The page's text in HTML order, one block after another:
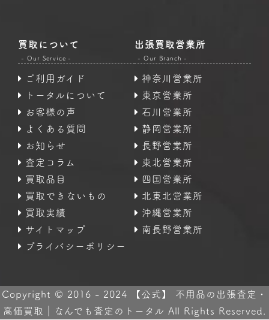
買取について
- Our Service -
ご利用ガイド
トータルについて
お客様の声
よくある質問
お知らせ
査定コラム
買取品目
買取できないもの
買取実績
サイトマップ
プライバシーポリシー
出張買取営業所
- Our Branch -
神奈川営業所
東京営業所
石川営業所
静岡営業所
長野営業所
東北営業所
四国営業所
北東北営業所
沖縄営業所
南長野営業所
Copyright © 2016 - 2024 【公式】 不用品の出張査定・
高価買取｜なんでも査定のトータル All Rights Reserved.